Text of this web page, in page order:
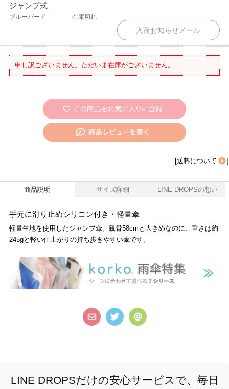
ジャンプ式
ブルーバード 在庫切れ
申し訳ございません。ただいま在庫がございません。
[送料について ]
商品説明 サイズ詳細 LINE DROPSの想い
手元に滑り止めシリコン付き・軽量傘
軽量生地を使用したジャンプ傘。親骨58cmと大きめなのに、重さは約
245gと軽い仕上がりの持ち歩きやすい傘です。
LINE DROPSだけの安心サービスで、毎日